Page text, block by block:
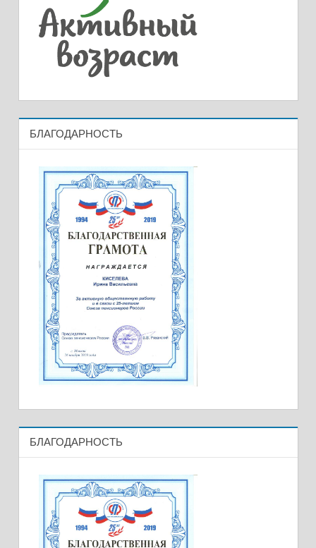
БЛАГОДАРНОСТЬ
БЛАГОДАРНОСТЬ